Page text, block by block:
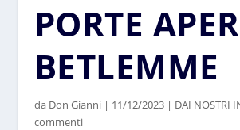
PORTE
BETLEMME
da Don Gianni| 11/12/2023| DAI NOSTRI
commenti